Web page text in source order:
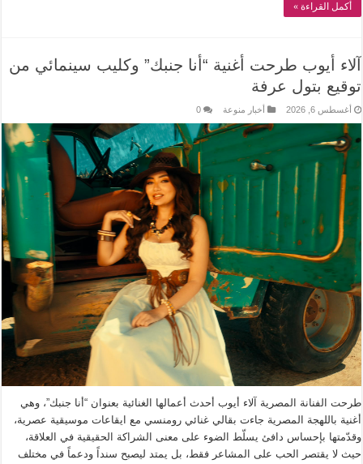
أكمل القراءة »
آلاء أيوب طرحت أغنية “أنا جنبك” وكليب سينمائي من
توقيع بتول عرفة
أغسطس 6, 2026 أخبار منوعة 0
طرحت الفنانة المصرية آلاء أيوب أحدث أعمالها الغنائية بعنوان “أنا جنبك”، وهي
أغنية باللهجة المصرية جاءت بقالي غنائي رومنسي مع ايقاعات موسيقية عصرية،
وقدّمتها بإحساس دافئ يسلّط الضوء على معنى الشراكة الحقيقية في العلاقة،
حيث لا يقتصر الحب على المشاعر فقط، بل يمتد ليصبح سنداً ودعماً في مختلف